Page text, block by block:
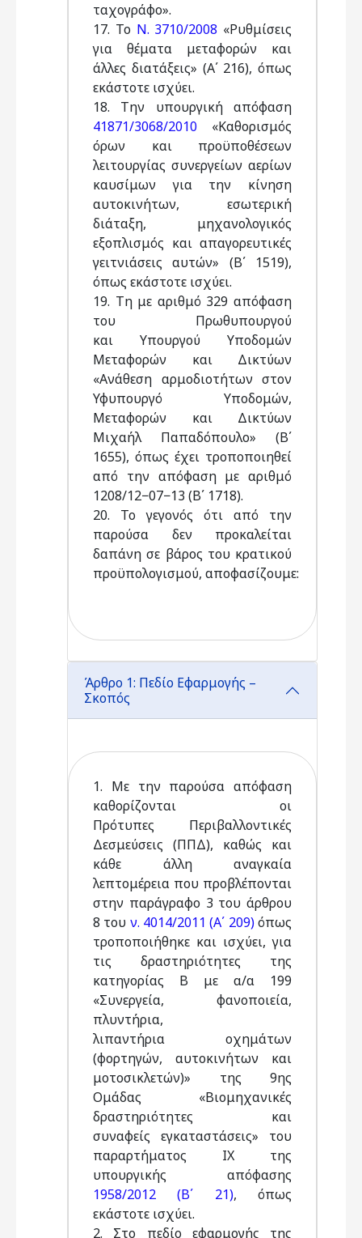
ταχογράφο».
17. Το Ν. 3710/2008 «Ρυθμίσεις
για θέματα μεταφορών και
άλλες διατάξεις» (Α΄ 216), όπως
εκάστοτε ισχύει.
18. Την υπουργική απόφαση
41871/3068/2010 «Καθορισμός
όρων και προϋποθέσεων
λειτουργίας συνεργείων αερίων
καυσίμων για την κίνηση
αυτοκινήτων, εσωτερική
διάταξη, μηχανολογικός
εξοπλισμός και απαγορευτικές
γειτνιάσεις αυτών» (Β΄ 1519),
όπως εκάστοτε ισχύει.
19. Tη με αριθμό 329 απόφαση
του Πρωθυπουργού
και Υπουργού Υποδομών
Μεταφορών και Δικτύων
«Ανάθεση αρμοδιοτήτων στον
Υφυπουργό Υποδομών,
Μεταφορών και Δικτύων
Μιχαήλ Παπαδόπουλο» (Β΄
1655), όπως έχει τροποποιηθεί
από την απόφαση με αριθμό
1208/12−07−13 (Β΄ 1718).
20. Το γεγονός ότι από την
παρούσα δεν προκαλείται
δαπάνη σε βάρος του κρατικού
προϋπολογισμού, αποφασίζουμε:
Άρθρο 1: Πεδίο Εφαρμογής –
Σκοπός
1. Με την παρούσα απόφαση
καθορίζονται οι
Πρότυπες Περιβαλλοντικές
Δεσμεύσεις (ΠΠΔ), καθώς και
κάθε άλλη αναγκαία
λεπτομέρεια που προβλέπονται
στην παράγραφο 3 του άρθρου
8 του ν. 4014/2011 (Α΄ 209)όπως
τροποποιήθηκε και ισχύει, για
τις δραστηριότητες της
κατηγορίας Β με α/α 199
«Συνεργεία, φανοποιεία,
πλυντήρια,
λιπαντήρια οχημάτων
(φορτηγών, αυτοκινήτων και
μοτοσικλετών)» της 9ης
Ομάδας «Βιομηχανικές
δραστηριότητες και
συναφείς εγκαταστάσεις» του
παραρτήματος ΙΧ της
υπουργικής απόφασης
1958/2012 (Β΄ 21), όπως
εκάστοτε ισχύει.
2. Στο πεδίο εφαρμογής της